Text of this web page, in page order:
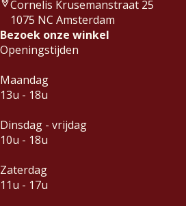
Cornelis Krusemanstraat 25
1075 NC Amsterdam
Bezoek onze winkel
Openingstijden
Maandag
13u - 18u
Dinsdag - vrijdag
10u - 18u
Zaterdag
11u - 17u